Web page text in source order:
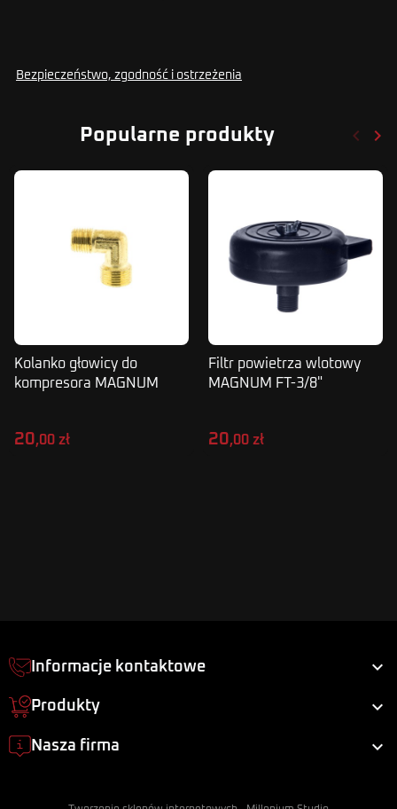
Bezpieczeństwo, zgodność i ostrzeżenia
Popularne produkty keyboard_arrow_left keyboard_arrow_right
Kolanko głowicy do
kompresora MAGNUM
20,00 zł
Filtr powietrza wlotowy
MAGNUM FT-3/8"
20,00 zł
Informacje kontaktowe 
Produkty 
Nasza firma 